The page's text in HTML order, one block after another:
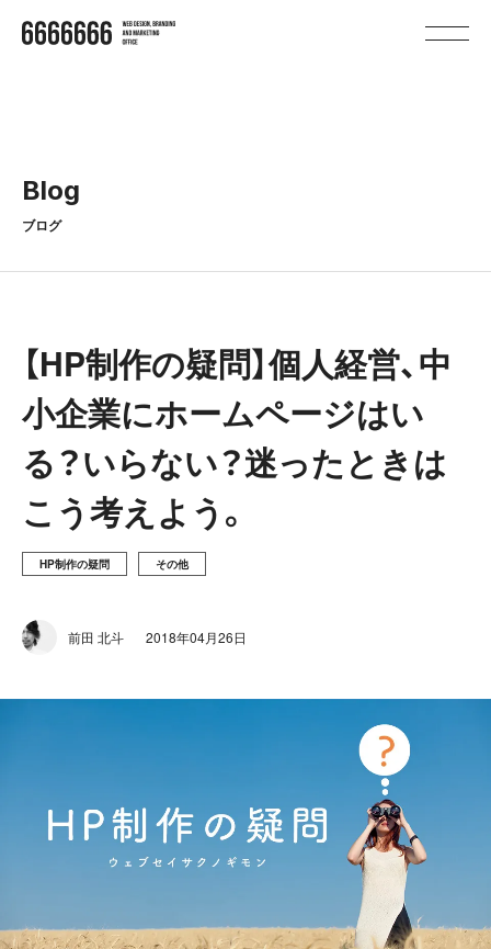
Blog
ブログ
【HP制作の疑問】個人経営、中
小企業にホームページはい
る？いらない？迷ったときは
こう考えよう。
HP制作の疑問 その他
前田 北斗 2018年04月26日